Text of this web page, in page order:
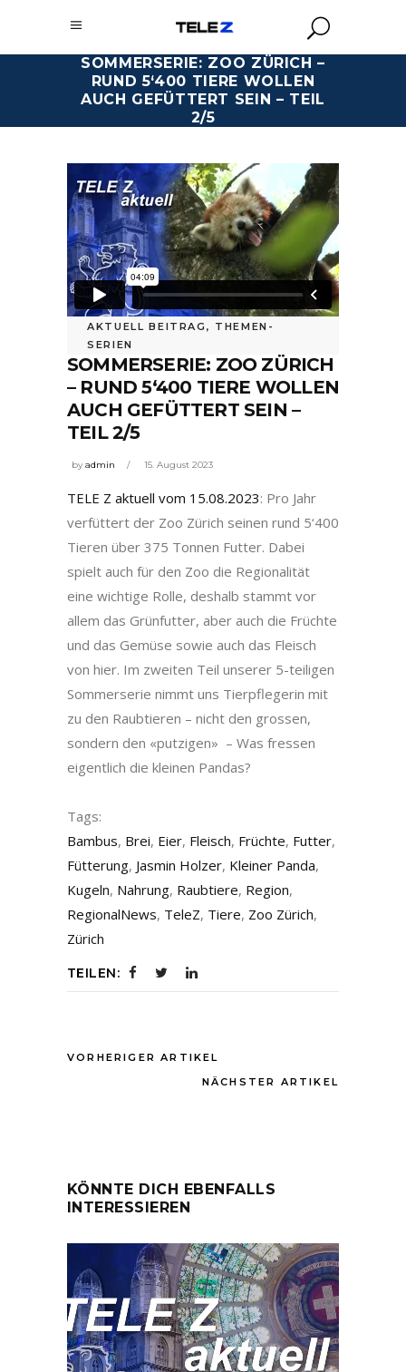
SOMMERSERIE: ZOO ZÜRICH –
RUND 5‘400 TIERE WOLLEN
AUCH GEFÜTTERT SEIN – TEIL
2/5
AKTUELL BEITRAG , THEMEN-
SERIEN
SOMMERSERIE: ZOO ZÜRICH
– RUND 5‘400 TIERE WOLLEN
AUCH GEFÜTTERT SEIN –
TEIL 2/5
byadmin 15. August 2023
TELE Z aktuell vom 15.08.2023: Pro Jahr
verfüttert der Zoo Zürich seinen rund 5‘400
Tieren über 375 Tonnen Futter. Dabei
spielt auch für den Zoo die Regionalität
eine wichtige Rolle, deshalb stammt vor
allem das Grünfutter, aber auch die Früchte
und das Gemüse sowie auch das Fleisch
von hier. Im zweiten Teil unserer 5-teiligen
Sommerserie nimmt uns Tierpflegerin mit
zu den Raubtieren – nicht den grossen,
sondern den «putzigen» – Was fressen
eigentlich die kleinen Pandas?
Tags:
Bambus, Brei, Eier, Fleisch, Früchte, Futter,
Fütterung, Jasmin Holzer, Kleiner Panda,
Kugeln, Nahrung, Raubtiere, Region,
RegionalNews, TeleZ, Tiere, Zoo Zürich,
Zürich
TEILEN:
VORHERIGER ARTIKEL
NÄCHSTER ARTIKEL
KÖNNTE DICH EBENFALLS
INTERESSIEREN